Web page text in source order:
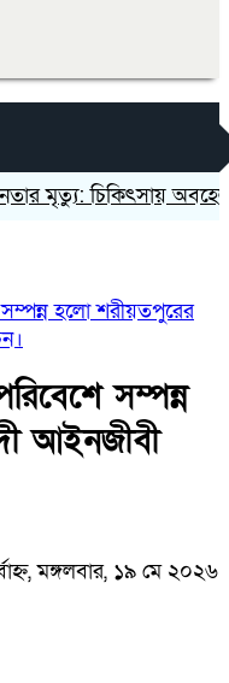
মৃত্যু: চিকিৎসায় অবহেলার
হলো শরীয়তপুরের
সম্পন্ন
আইনজীবী
মঙ্গলবার, ১৯ মে ২০২৬